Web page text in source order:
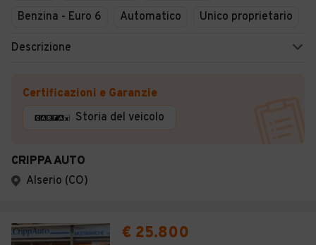
Benzina - Euro 6
Automatico Unico proprietario
Descrizione
Certificazioni e Garanzie
Storia del veicolo
CRIPPA AUTO
Alserio (CO)
€ 25.800